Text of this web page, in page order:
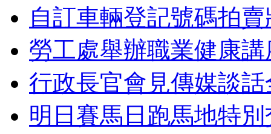
自訂車輛登記號碼拍
勞工處舉辦職業健康
行政長官會見傳媒談
明日賽馬日跑馬地特